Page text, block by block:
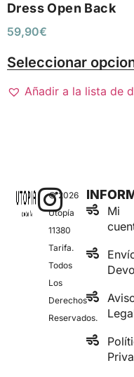
Dress Open Back
59,90€
Seleccionar
Añadir a la lista de
© 2026
Utopía
11380
Tarifa.
Todos
Los
Derechos
Reservados.
Mi